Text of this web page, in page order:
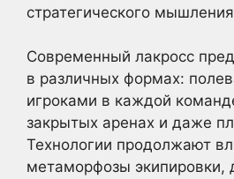
стратегического
Современный лакросс
в различных формах:
игроками в каждой
закрытых аренах и даже
Технологии продолжают
метаморфозы экипировки,